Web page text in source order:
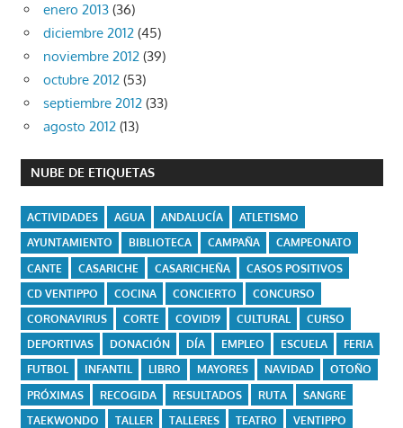
enero 2013 (36)
diciembre 2012 (45)
noviembre 2012 (39)
octubre 2012 (53)
septiembre 2012 (33)
agosto 2012 (13)
NUBE DE ETIQUETAS
ACTIVIDADES AGUA ANDALUCÍA
ATLETISMO
AYUNTAMIENTO
BIBLIOTECA CAMPAÑA
CAMPEONATO
CANTE
CASARICHE CASARICHEÑA
CASOS POSITIVOS
CD VENTIPPO
COCINA CONCIERTO
CONCURSO
CORONAVIRUS
CORTE COVID19 CULTURAL
CURSO
DEPORTIVAS
DONACIÓN DÍA EMPLEO ESCUELA
FERIA
FUTBOL
INFANTIL LIBRO MAYORES NAVIDAD
OTOÑO
PRÓXIMAS
RECOGIDA RESULTADOS RUTA
SANGRE
TAEKWONDO
TALLER TALLERES TEATRO
VENTIPPO